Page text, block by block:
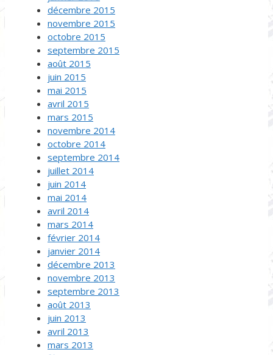
décembre 2015
novembre 2015
octobre 2015
septembre 2015
août 2015
juin 2015
mai 2015
avril 2015
mars 2015
novembre 2014
octobre 2014
septembre 2014
juillet 2014
juin 2014
mai 2014
avril 2014
mars 2014
février 2014
janvier 2014
décembre 2013
novembre 2013
septembre 2013
août 2013
juin 2013
avril 2013
mars 2013